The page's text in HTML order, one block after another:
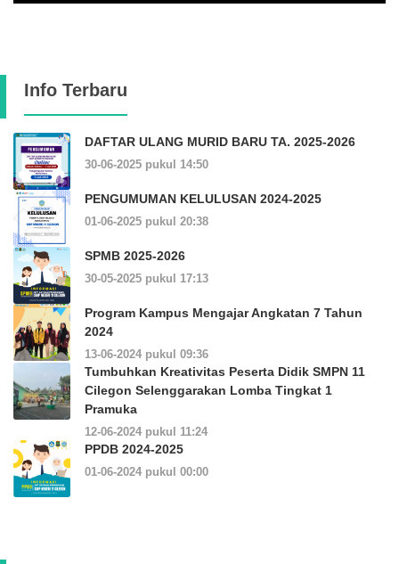
Info Terbaru
DAFTAR ULANG MURID BARU TA. 2025-2026
30-06-2025 pukul 14:50
PENGUMUMAN KELULUSAN 2024-2025
01-06-2025 pukul 20:38
SPMB 2025-2026
30-05-2025 pukul 17:13
Program Kampus Mengajar Angkatan 7 Tahun
2024
13-06-2024 pukul 09:36
Tumbuhkan Kreativitas Peserta Didik SMPN 11
Cilegon Selenggarakan Lomba Tingkat 1
Pramuka
12-06-2024 pukul 11:24
PPDB 2024-2025
01-06-2024 pukul 00:00